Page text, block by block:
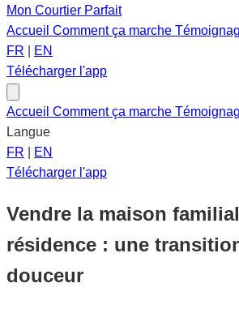
Mon Courtier Parfait
Accueil Comment ça marche
FR
EN
Télécharger l'app
Accueil Comment ça marche
Langue
FR
EN
Télécharger l'app
Vendre la maison
résidence : une
douceur